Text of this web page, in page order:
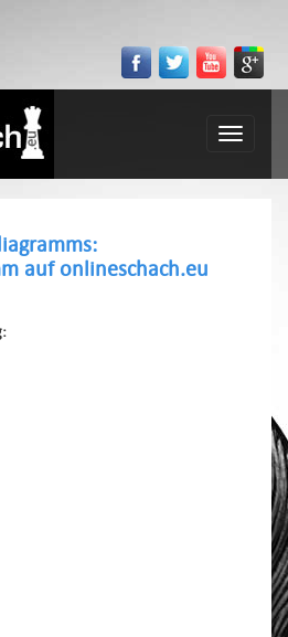
Toggle
auf onlineschach.eu